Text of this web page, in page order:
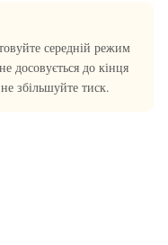
середній режим
досовується до кінця
збільшуйте тиск.